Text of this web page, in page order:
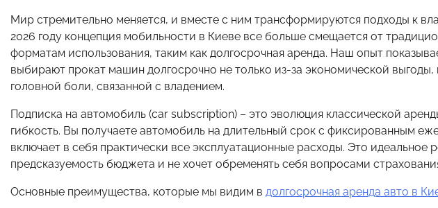
Мир стремительно меняется, и вместе с ним трансформируются подходы к
2026 году концепция мобильности в Киеве все больше смещается от
форматам использования, таким как долгосрочная аренда. Наш опыт
выбирают прокат машин долгосрочно не только из-за экономической выгоды,
головной боли, связанной с владением.
Подписка на автомобиль (car subscription) – это эволюция классической
гибкость. Вы получаете автомобиль на длительный срок с фиксированным
включает в себя практически все эксплуатационные расходы. Это идеальное
предсказуемость бюджета и не хочет обременять себя вопросами
Основные преимущества, которые мы видим в долгосрочная аренда авто в